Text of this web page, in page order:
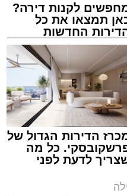
מילים.
נהנו המונים
של 'מעגלים'.
מדובר במופע שגרתי,
אותנטי, שהצליח
ימי החולין - אל
הקודש.
לקנות דירה?
תמצאו את כל
החדשות
באשדוד >>>
הדירות הגדול של
כל מה
לדעת לפני